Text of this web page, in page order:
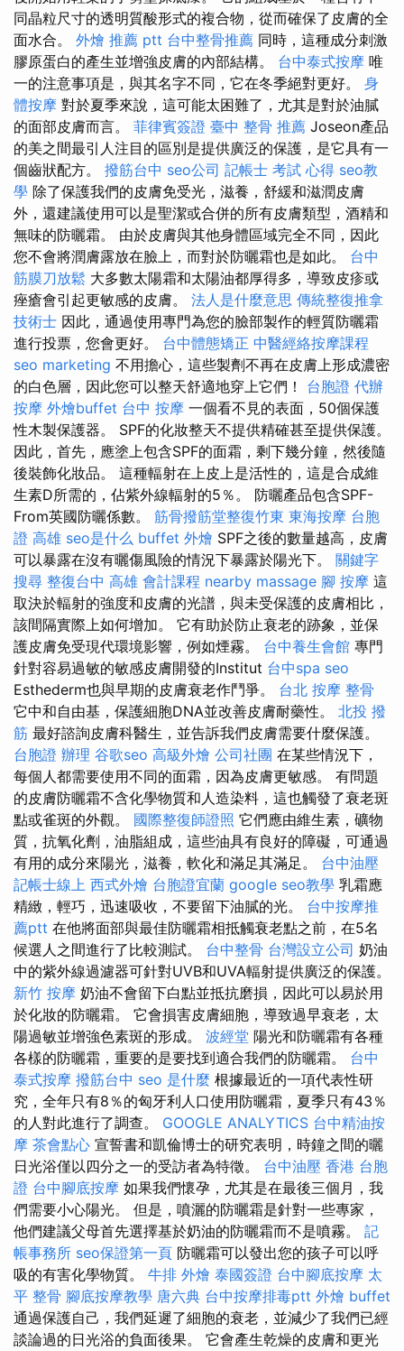
同晶粒尺寸的透明質酸形式的複合物，從而確保了皮膚的全
面水合。 外燴 推薦 ptt 台中整骨推薦 同時，這種成分刺激
膠原蛋白的產生並增強皮膚的內部結構。 台中泰式按摩 唯
一的注意事項是，與其名字不同，它在冬季絕對更好。 身
體按摩 對於夏季來說，這可能太困難了，尤其是對於油膩
的面部皮膚而言。 菲律賓簽證 臺中 整骨 推薦 Joseon產品
的美之間最引人注目的區別是提供廣泛的保護，是它具有一
個齒狀配方。 撥筋台中 seo公司 記帳士 考試 心得 seo教
學 除了保護我們的皮膚免受光，滋養，舒緩和滋潤皮膚
外，還建議使用可以是聖潔或合併的所有皮膚類型，酒精和
無味的防曬霜。 由於皮膚與其他身體區域完全不同，因此
您不會將潤膚露放在臉上，而對於防曬霜也是如此。 台中
筋膜刀放鬆 大多數太陽霜和太陽油都厚得多，導致皮疹或
痤瘡會引起更敏感的皮膚。 法人是什麼意思 傳統整復推拿
技術士 因此，通過使用專門為您的臉部製作的輕質防曬霜
進行投票，您會更好。 台中體態矯正 中醫經絡按摩課程
seo marketing 不用擔心，這些製劑不再在皮膚上形成濃密
的白色層，因此您可以整天舒適地穿上它們！ 台胞證 代辦
按摩 外燴buffet 台中 按摩 一個看不見的表面，50個保護
性木製保護器。 SPF的化妝整天不提供精確甚至提供保護。
因此，首先，應塗上包含SPF的面霜，剩下幾分鐘，然後隨
後裝飾化妝品。 這種輻射在上皮上是活性的，這是合成維
生素D所需的，佔紫外線輻射的5％。 防曬產品包含SPF-
From英國防曬係數。 筋骨撥筋堂整復竹東 東海按摩 台胞
證 高雄 seo是什么 buffet 外燴 SPF之後的數量越高，皮膚
可以暴露在沒有曬傷風險的情況下暴露於陽光下。 關鍵字
搜尋 整復台中 高雄 會計課程 nearby massage 腳 按摩 這
取決於輻射的強度和皮膚的光譜，與未受保護的皮膚相比，
該間隔實際上如何增加。 它有助於防止衰老的跡象，並保
護皮膚免受現代環境影響，例如煙霧。 台中養生會館 專門
針對容易過敏的敏感皮膚開發的Institut 台中spa seo
Esthederm也與早期的皮膚衰老作鬥爭。 台北 按摩 整骨
它中和自由基，保護細胞DNA並改善皮膚耐藥性。 北投 撥
筋 最好諮詢皮膚科醫生，並告訴我們皮膚需要什麼保護。
台胞證 辦理 谷歌seo 高級外燴 公司社團 在某些情況下，
每個人都需要使用不同的面霜，因為皮膚更敏感。 有問題
的皮膚防曬霜不含化學物質和人造染料，這也觸發了衰老斑
點或雀斑的外觀。 國際整復師證照 它們應由維生素，礦物
質，抗氧化劑，油脂組成，這些油具有良好的障礙，可通過
有用的成分來陽光，滋養，軟化和滿足其滿足。 台中油壓
記帳士線上 西式外燴 台胞證宜蘭 google seo教學 乳霜應
精緻，輕巧，迅速吸收，不要留下油膩的光。 台中按摩推
薦ptt 在他將面部與最佳防曬霜相抵觸衰老點之前，在5名
候選人之間進行了比較測試。 台中整骨 台灣設立公司 奶油
中的紫外線過濾器可針對UVB和UVA輻射提供廣泛的保護。
新竹 按摩 奶油不會留下白點並抵抗磨損，因此可以易於用
於化妝的防曬霜。 它會損害皮膚細胞，導致過早衰老，太
陽過敏並增強色素斑的形成。 波經堂 陽光和防曬霜有各種
各樣的防曬霜，重要的是要找到適合我們的防曬霜。 台中
泰式按摩 撥筋台中 seo 是什麼 根據最近的一項代表性研
究，全年只有8％的匈牙利人口使用防曬霜，夏季只有43％
的人對此進行了調查。 GOOGLE ANALYTICS 台中精油按
摩 茶會點心 宣誓書和凱倫博士的研究表明，時鐘之間的曬
日光浴僅以四分之一的受訪者為特徵。 台中油壓 香港 台胞
證 台中腳底按摩 如果我們懷孕，尤其是在最後三個月，我
們需要小心陽光。 但是，噴灑的防曬霜是針對一些專家，
他們建議父母首先選擇基於奶油的防曬霜而不是噴霧。 記
帳事務所 seo保證第一頁 防曬霜可以發出您的孩子可以呼
吸的有害化學物質。 牛排 外燴 泰國簽證 台中腳底按摩 太
平 整骨 腳底按摩教學 唐六典 台中按摩排毒ptt 外燴 buffet
通過保護自己，我們延遲了細胞的衰老，並減少了我們已經
談論過的日光浴的負面後果。 它會產生乾燥的皮膚和更光